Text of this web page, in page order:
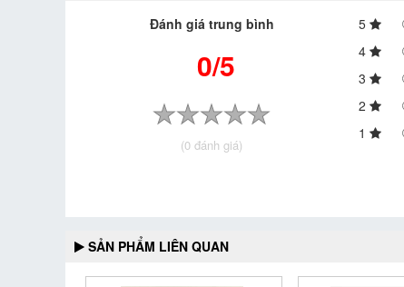
Đánh giá trung bình
0/5
(0 đánh giá)
5
4
3
2
1
SẢN PHẨM LIÊN QUAN